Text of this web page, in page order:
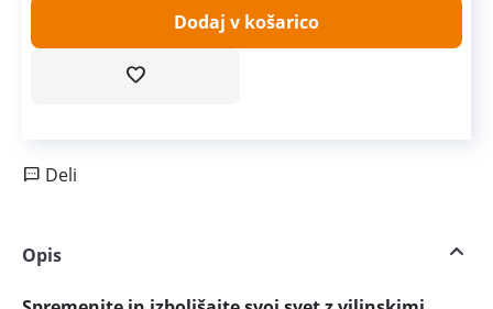
Dodaj v košarico
Deli
Opis